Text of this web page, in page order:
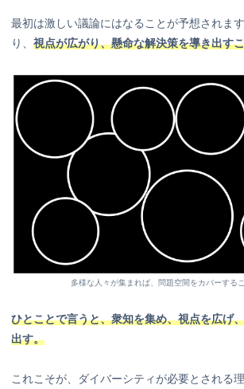
最初は激しい議論にはなることが予想されま
り、 視点が広がり、懸命な解決策を導き出す
多様な人々が集まれば、問題空間をカバーする
ひとことで言うと、衆知を集め、視点を広げ
出す。
これこそが、ダイバーシティが必要とされる理